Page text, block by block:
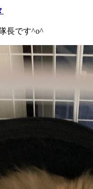
長です^o^